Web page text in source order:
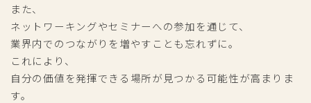
また、
ネットワーキングやセミナーへの参加を通じて、
業界内でのつながりを増やすことも忘れずに。
これにより、
自分の価値を発揮できる場所が見つかる可能性が高まりま
す。